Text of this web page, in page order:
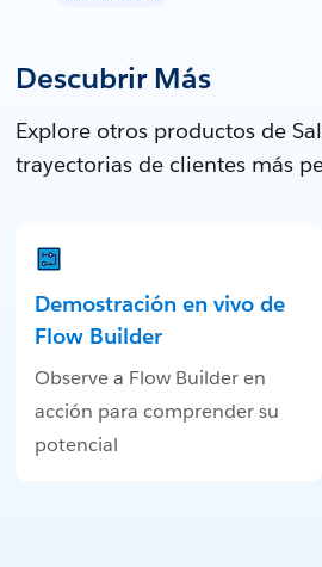
Descubrir Más
Explore otros productos de
trayectorias de clientes más
Demostración en vivo de
Flow Builder
Observe a Flow Builder en
acción para comprender su
potencial